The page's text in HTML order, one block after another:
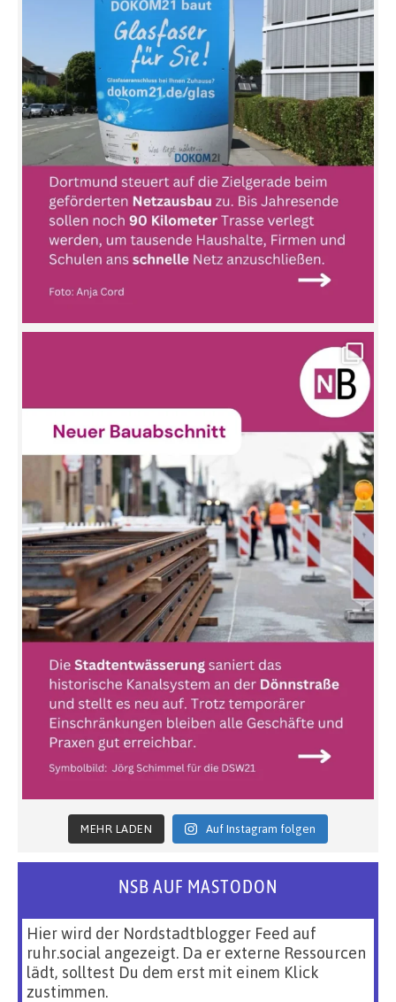
MEHR LADEN Auf Instagram folgen
NSB AUF MASTODON
Hier wird der Nordstadtblogger Feed auf
ruhr.social angezeigt. Da er externe Ressourcen
lädt, solltest Du dem erst mit einem Klick
zustimmen.